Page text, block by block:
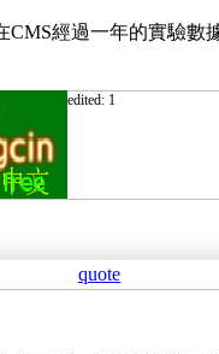
CMS經過一年的實驗數
edited: 1
quote